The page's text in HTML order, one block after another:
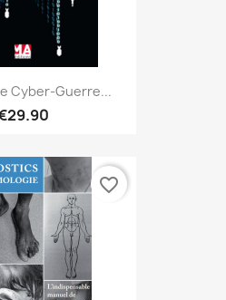
Cyber-Guerre...
favorite_border